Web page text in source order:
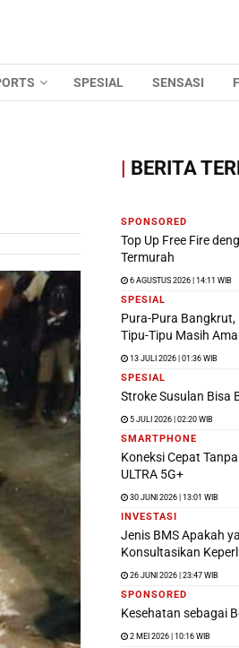
SPESIAL SENSASI
| BERITA
SPONSORED
Top Up Free Fire
Termurah
6 AGUSTUS 2026 | 14:11 WIB
SPESIAL
Pura-Pura Bangkrut,
Tipu-Tipu Masih
13 JULI 2026 | 01:36 WIB
SPESIAL
Stroke Susulan Bisa
5 JULI 2026 | 02:20 WIB
SMARTPHONE
Koneksi Cepat
ULTRA 5G+
30 JUNI 2026 | 13:01 WIB
INVESTASI
Jenis BMS Apakah
Konsultasikan
26 JUNI 2026 | 23:47 WIB
SPONSORED
Kesehatan sebagai
2 MEI 2026 | 10:16 WIB